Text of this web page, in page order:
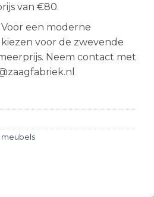
van €80.
een moderne
voor de zwevende
Neem contact met
meubels